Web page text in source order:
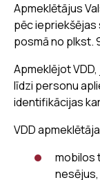
Apmeklētājus
pēc iepriekšējas
posmā no plkst.
Apmeklējot
līdzi personu
identifikācijas
VDD
mobilos